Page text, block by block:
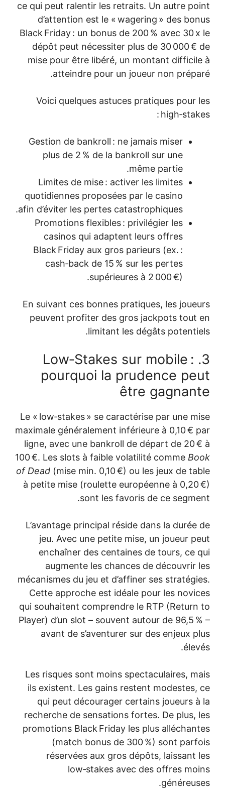
ce qui peut ralentir les retraits. Un autre point
d’attention est le « wagering » des bonus
Black Friday : un bonus de 200 % avec 30 x le
dépôt peut nécessiter plus de 30 000 € de
mise pour être libéré, un montant difficile à
atteindre pour un joueur non préparé.
Voici quelques astuces pratiques pour les
high‑stakes :
Gestion de bankroll : ne jamais miser
plus de 2 % de la bankroll sur une
même partie.
Limites de mise : activer les limites
quotidiennes proposées par le casino
afin d’éviter les pertes catastrophiques.
Promotions flexibles : privilégier les
casinos qui adaptent leurs offres
Black Friday aux gros parieurs (ex. :
cash‑back de 15 % sur les pertes
supérieures à 2 000 €).
En suivant ces bonnes pratiques, les joueurs
peuvent profiter des gros jackpots tout en
limitant les dégâts potentiels.
3. Low‑Stakes sur mobile :
pourquoi la prudence peut
être gagnante
Le « low‑stakes » se caractérise par une mise
maximale généralement inférieure à 0,10 € par
ligne, avec une bankroll de départ de 20 € à
100 €. Les slots à faible volatilité comme Book
of Dead (mise min. 0,10 €) ou les jeux de table
à petite mise (roulette européenne à 0,20 €)
sont les favoris de ce segment.
L’avantage principal réside dans la durée de
jeu. Avec une petite mise, un joueur peut
enchaîner des centaines de tours, ce qui
augmente les chances de découvrir les
mécanismes du jeu et d’affiner ses stratégies.
Cette approche est idéale pour les novices
qui souhaitent comprendre le RTP (Return to
Player) d’un slot – souvent autour de 96,5 % –
avant de s’aventurer sur des enjeux plus
élevés.
Les risques sont moins spectaculaires, mais
ils existent. Les gains restent modestes, ce
qui peut décourager certains joueurs à la
recherche de sensations fortes. De plus, les
promotions Black Friday les plus alléchantes
(match bonus de 300 %) sont parfois
réservées aux gros dépôts, laissant les
low‑stakes avec des offres moins
généreuses.